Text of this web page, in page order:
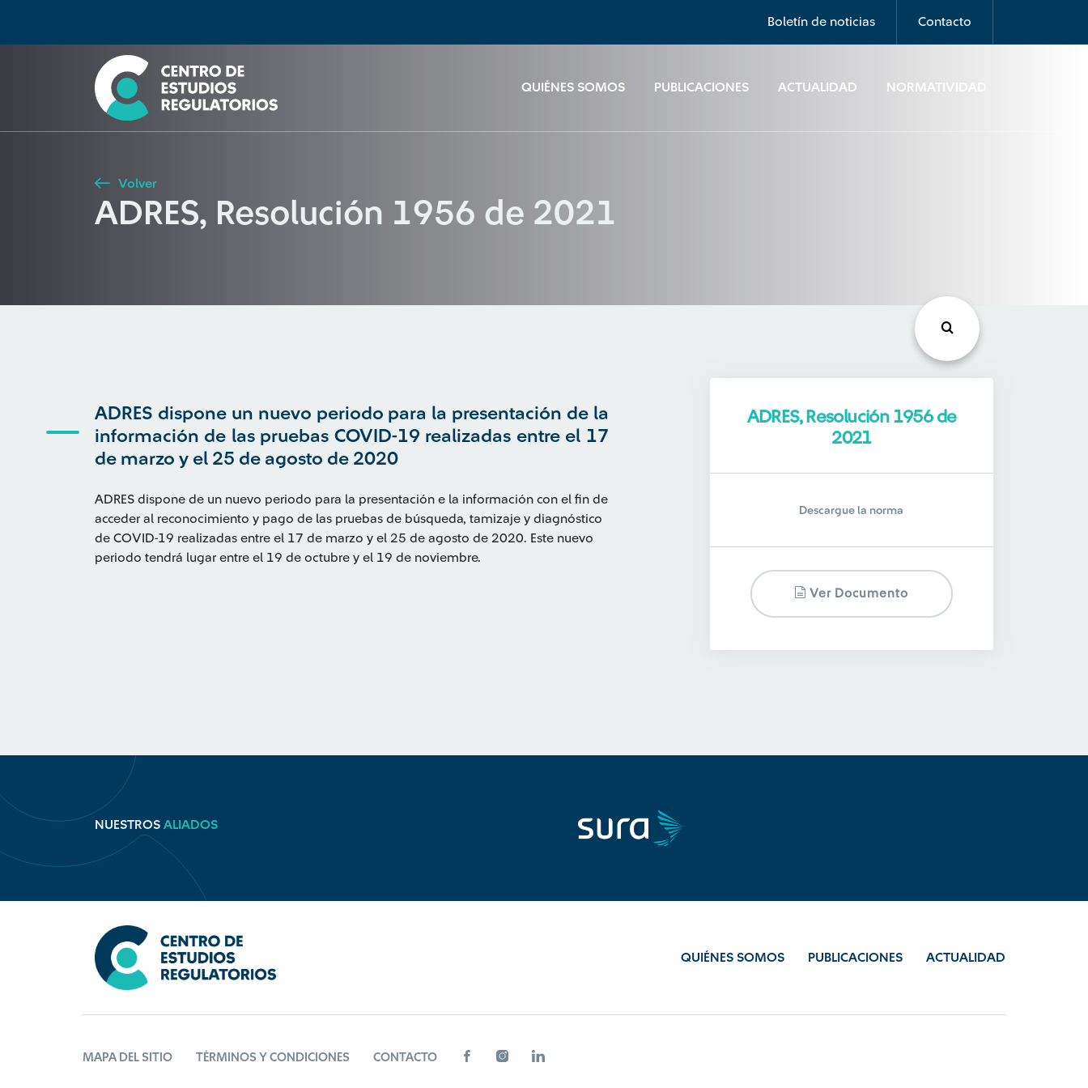
Boletín de noticias Contacto
QUIÉNES SOMOS PUBLICACIONES ACTUALIDAD NORMATIVIDAD
Seleccione país
Buscar
Volver
ADRES, Resolución 1956 de 2021
ADRES dispone un nuevo periodo para la presentación de la
información de las pruebas COVID-19 realizadas entre el 17
de marzo y el 25 de agosto de 2020
ADRES dispone de un nuevo periodo para la presentación e la información con el fin de
acceder al reconocimiento y pago de las pruebas de búsqueda, tamizaje y diagnóstico
de COVID-19 realizadas entre el 17 de marzo y el 25 de agosto de 2020. Este nuevo
periodo tendrá lugar entre el 19 de octubre y el 19 de noviembre.
ADRES, Resolución 1956 de
2021
Descargue la norma
Ver Documento
NUESTROS ALIADOS
QUIÉNES SOMOS PUBLICACIONES ACTUALIDAD
MAPA DEL SITIO TÉRMINOS Y CONDICIONES CONTACTO